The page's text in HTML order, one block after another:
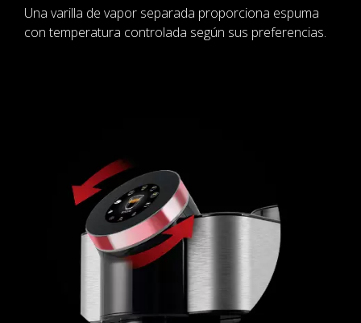
Una varilla de vapor separada proporciona espuma
con temperatura controlada según sus preferencias.